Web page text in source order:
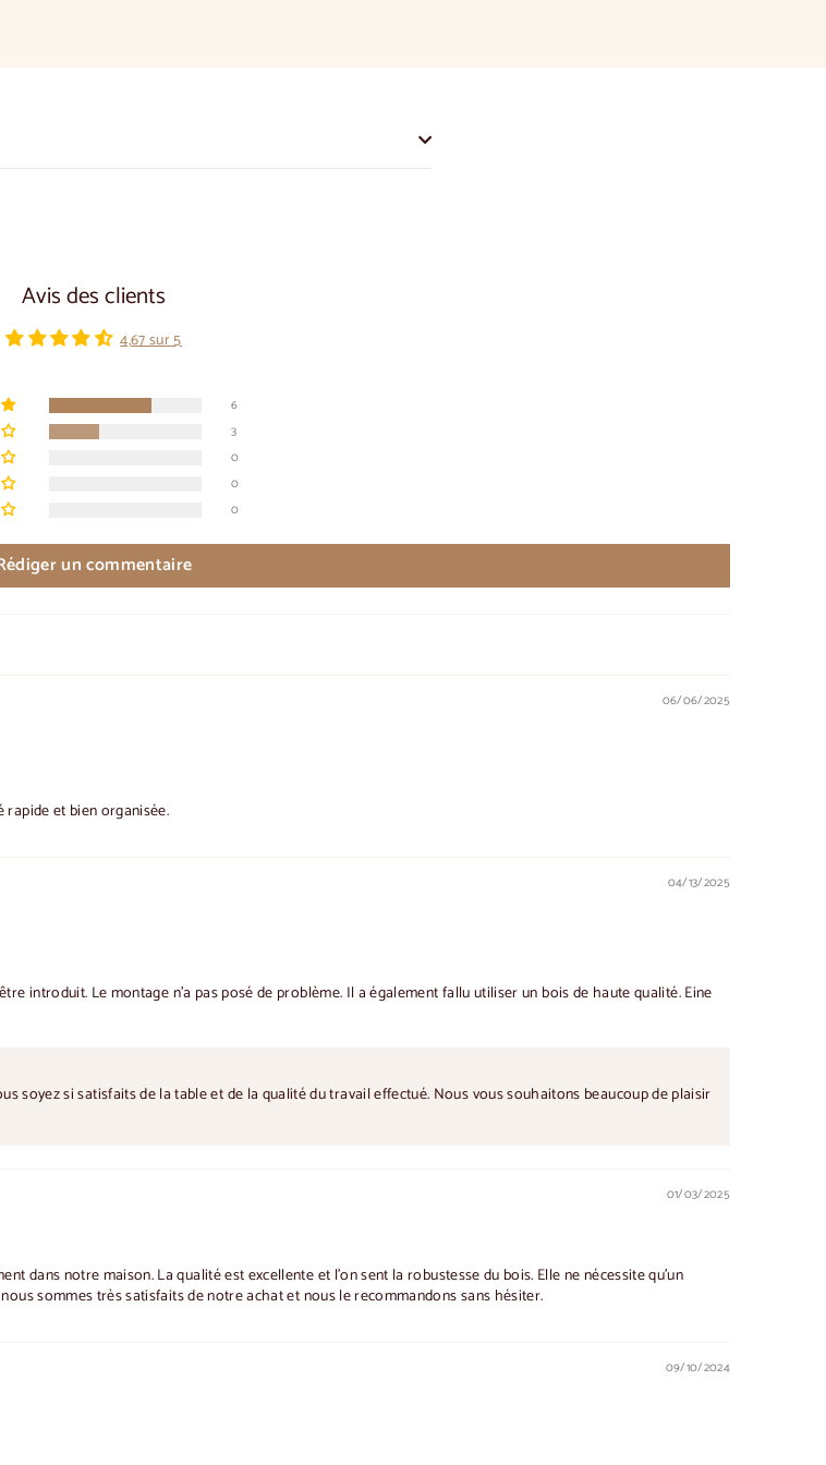
Avis des clients
4,67 sur 5
6
3
0
0
0
un commentaire
06/06/2025
et bien organisée.
04/13/2025
introduit. Le montage n'a pas posé de problème. Il a également fallu utiliser un bois de haute qualité. Eine
soyez si satisfaits de la table et de la qualité du travail effectué. Nous vous souhaitons beaucoup de plaisir
01/03/2025
dans notre maison. La qualité est excellente et l'on sent la robustesse du bois. Elle ne nécessite qu'un
sommes très satisfaits de notre achat et nous le recommandons sans hésiter.
09/10/2024